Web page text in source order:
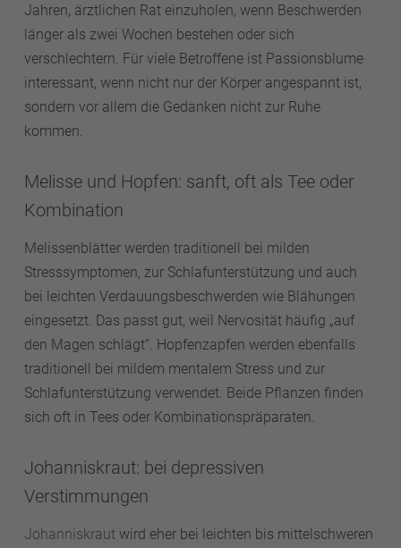
Jahren, ärztlichen Rat einzuholen, wenn Beschwerden
länger als zwei Wochen bestehen oder sich
verschlechtern. Für viele Betroffene ist Passionsblume
interessant, wenn nicht nur der Körper angespannt ist,
sondern vor allem die Gedanken nicht zur Ruhe
kommen.
Melisse und Hopfen: sanft, oft als Tee oder
Kombination
Melissenblätter werden traditionell bei milden
Stresssymptomen, zur Schlafunterstützung und auch
bei leichten Verdauungsbeschwerden wie Blähungen
eingesetzt. Das passt gut, weil Nervosität häufig „auf
den Magen schlägt“. Hopfenzapfen werden ebenfalls
traditionell bei mildem mentalem Stress und zur
Schlafunterstützung verwendet. Beide Pflanzen finden
sich oft in Tees oder Kombinationspräparaten.
Johanniskraut: bei depressiven
Verstimmungen
Johanniskraut wird eher bei leichten bis mittelschweren